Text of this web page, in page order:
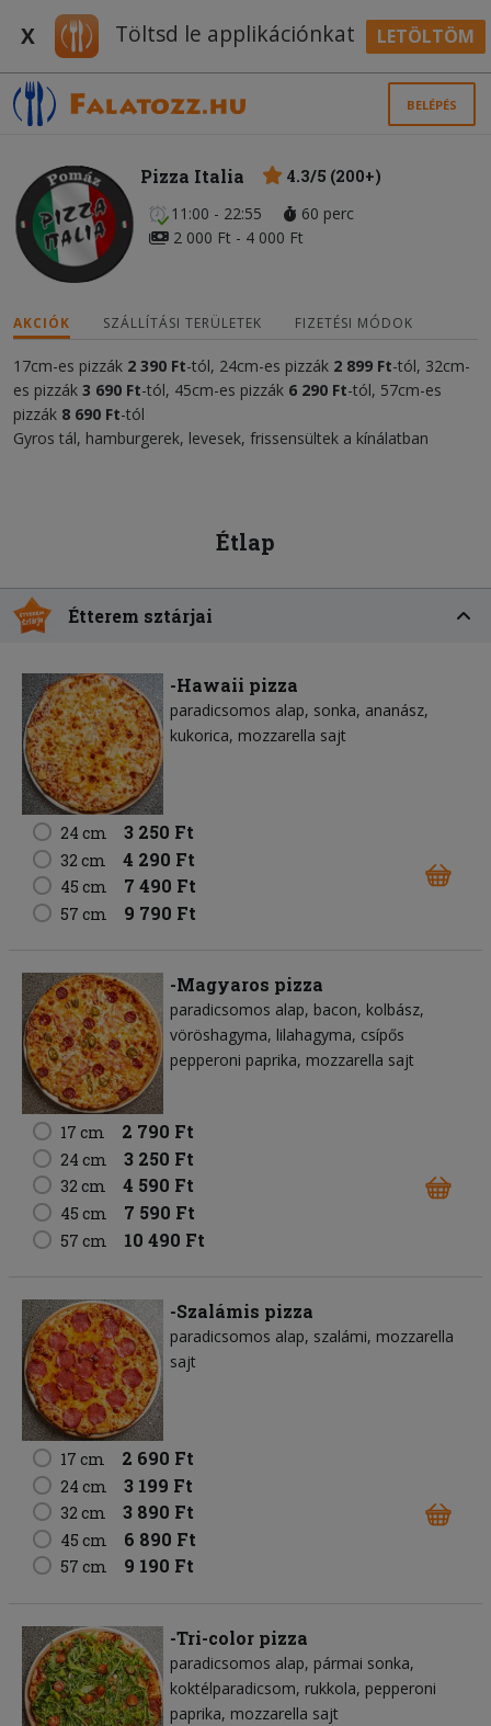
X Töltsd le applikációnkat LETÖLTÖM
BELÉPÉS
Pizza Italia
4.3/5 (200+)
11:00 - 22:55
60 perc
2 000 Ft - 4 000 Ft
AKCIÓK SZÁLLÍTÁSI TERÜLETEK FIZETÉSI MÓDOK
17cm-es pizzák 2 390 Ft-tól, 24cm-es pizzák 2 899 Ft-tól, 32cm-
es pizzák 3 690 Ft-tól, 45cm-es pizzák 6 290 Ft-tól, 57cm-es
pizzák 8 690 Ft-tól
Gyros tál, hamburgerek, levesek, frissensültek a kínálatban
Étlap
Étterem sztárjai
-Hawaii pizza
paradicsomos alap sonka ananász
kukorica mozzarella sajt
24 cm 3 250 Ft
32 cm 4 290 Ft
45 cm 7 490 Ft
57 cm 9 790 Ft
-Magyaros pizza
paradicsomos alap bacon kolbász
vöröshagyma lilahagyma csípős
pepperoni paprika mozzarella sajt
17 cm 2 790 Ft
24 cm 3 250 Ft
32 cm 4 590 Ft
45 cm 7 590 Ft
57 cm 10 490 Ft
-Szalámis pizza
paradicsomos alap szalámi mozzarella
sajt
17 cm 2 690 Ft
24 cm 3 199 Ft
32 cm 3 890 Ft
45 cm 6 890 Ft
57 cm 9 190 Ft
-Tri-color pizza
paradicsomos alap pármai sonka
koktélparadicsom rukkola pepperoni
paprika mozzarella sajt